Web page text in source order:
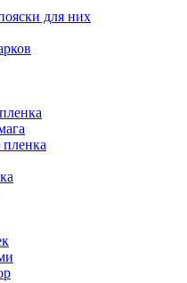
для них
пленка